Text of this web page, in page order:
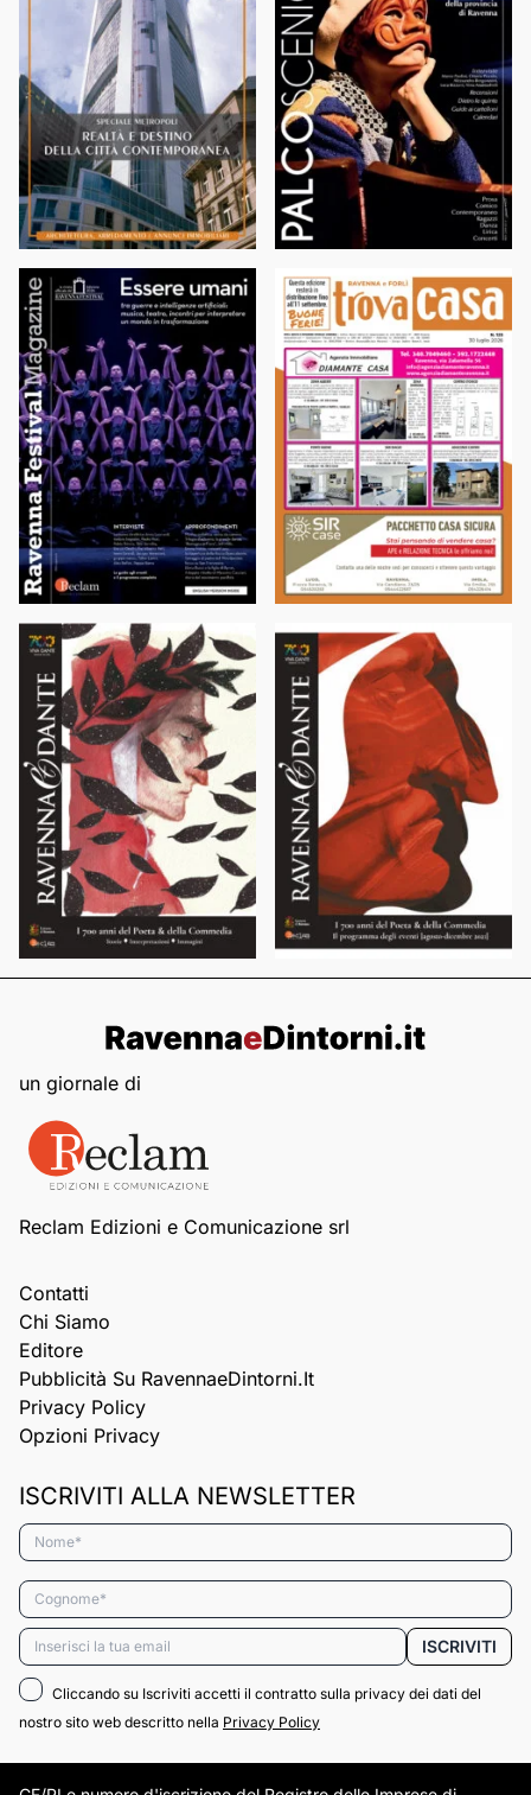
un giornale di
Reclam Edizioni e Comunicazione srl
Contatti
Chi Siamo
Editore
Pubblicità Su RavennaeDintorni.it
Privacy Policy
Opzioni Privacy
ISCRIVITI ALLA NEWSLETTER
Nome*
Cognome*
Email* ISCRIVITI
Cliccando su Iscriviti accetti il contratto sulla privacy dei dati del
nostro sito web descritto nella Privacy Policy